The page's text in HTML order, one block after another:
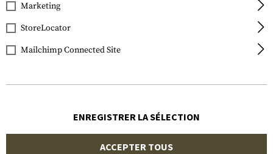
Marketing
StoreLocator
Mailchimp Connected Site
ENREGISTRER LA SÉLECTION
ACCEPTER TOUS